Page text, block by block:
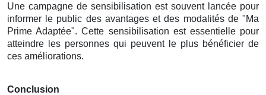
Une campagne de sensibilisation est souvent lancée pour
informer le public des avantages et des modalités de "Ma
Prime Adaptée". Cette sensibilisation est essentielle pour
atteindre les personnes qui peuvent le plus bénéficier de
ces améliorations.
Conclusion